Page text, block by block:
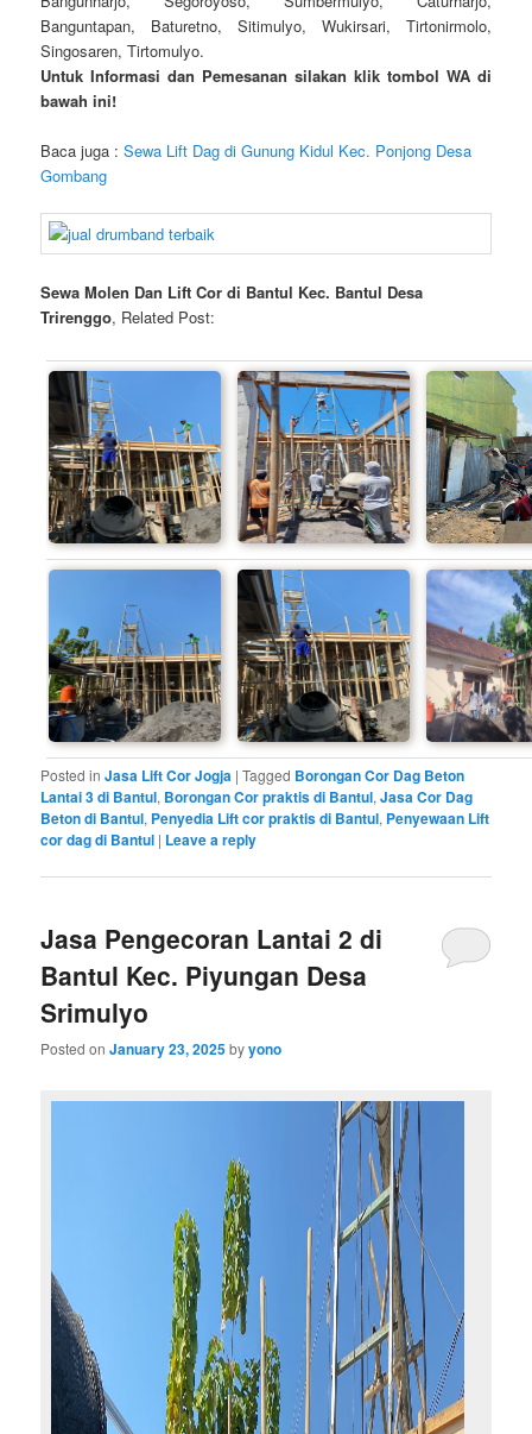
Banguntapan, Baturetno, Sitimulyo, Wukirsari, Tirtonirmolo,
Singosaren, Tirtomulyo.
Untuk Informasi dan Pemesanan silakan klik tombol WA di
bawah ini!
Baca juga :Sewa Lift Dag di Gunung Kidul Kec. Ponjong Desa
Gombang
Sewa Molen Dan Lift Cor di Bantul Kec. Bantul Desa
Trirenggo, Related Post:
Posted in Jasa Lift Cor Jogja |Tagged Borongan Cor Dag Beton
Lantai 3 di Bantul, Borongan Cor praktis di Bantul,Jasa Cor Dag
Beton di Bantul, Penyedia Lift cor praktis di Bantul, Penyewaan Lift
cor dag di Bantul | Leave a reply
Jasa Pengecoran Lantai 2 di
Bantul Kec. Piyungan Desa
Srimulyo
Posted onJanuary 23, 2025byyono